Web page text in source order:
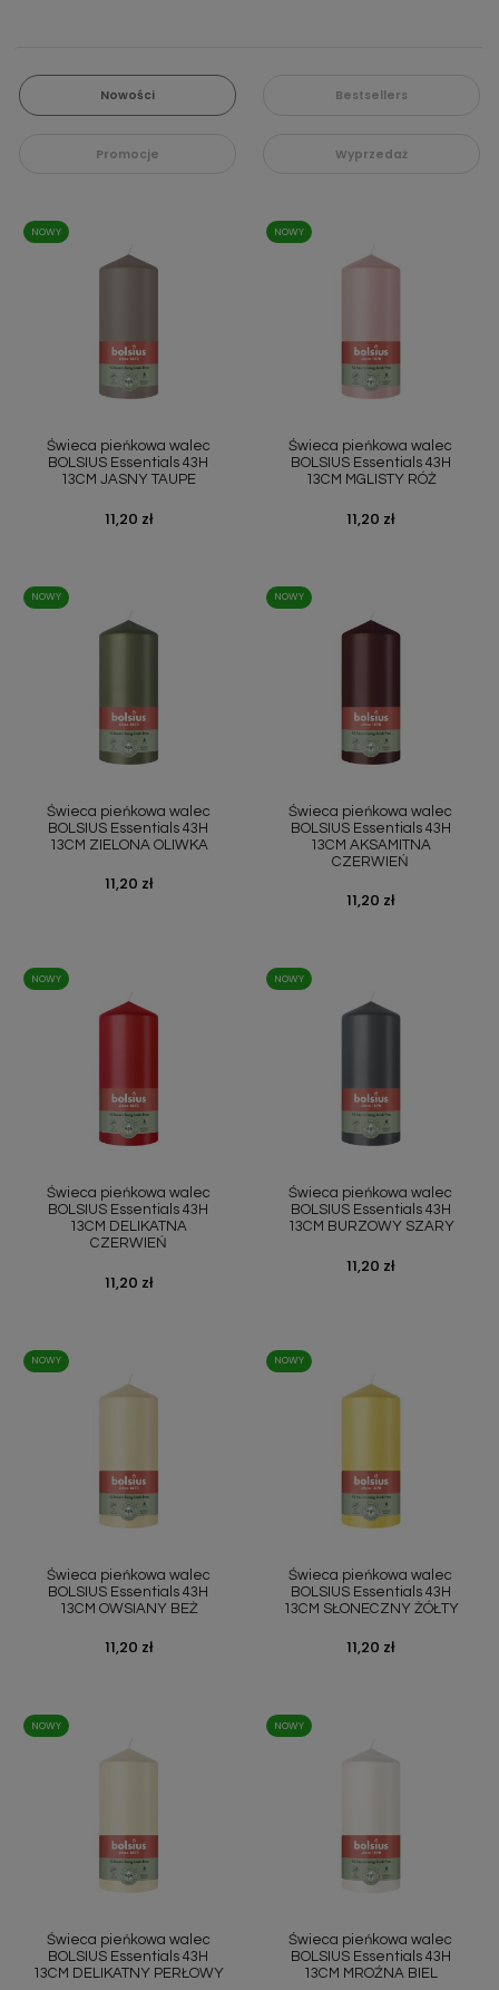
Nowości Bestsellers
Promocje Wyprzedaż
Świeca pieńkowa walec
BOLSIUS Essentials 43H
13CM JASNY TAUPE
Cena
11,20 zł
NOWY
Świeca pieńkowa walec
BOLSIUS Essentials 43H
13CM MGLISTY RÓŻ
Cena
11,20 zł
NOWY
Świeca pieńkowa walec
BOLSIUS Essentials 43H
13CM ZIELONA OLIWKA
Cena
11,20 zł
NOWY
Świeca pieńkowa walec
BOLSIUS Essentials 43H
13CM AKSAMITNA
CZERWIEŃ
Cena
11,20 zł
NOWY
Świeca pieńkowa walec
BOLSIUS Essentials 43H
13CM DELIKATNA
CZERWIEŃ
Cena
11,20 zł
NOWY
Świeca pieńkowa walec
BOLSIUS Essentials 43H
13CM BURZOWY SZARY
Cena
11,20 zł
NOWY
Świeca pieńkowa walec
BOLSIUS Essentials 43H
13CM OWSIANY BEŻ
Cena
11,20 zł
NOWY
Świeca pieńkowa walec
BOLSIUS Essentials 43H
13CM SŁONECZNY ŻÓŁTY
Cena
11,20 zł
NOWY
Świeca pieńkowa walec
BOLSIUS Essentials 43H
13CM DELIKATNY PERŁOWY
NOWY
Świeca pieńkowa walec
BOLSIUS Essentials 43H
13CM MROŹNA BIEL
NOWY